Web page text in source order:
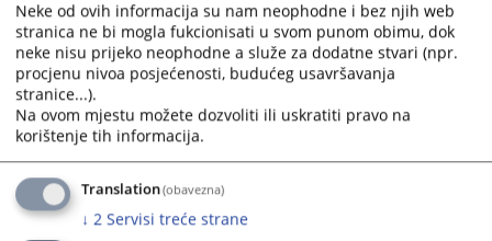
Neke od ovih informacija su nam neophodne i bez njih web
stranica ne bi mogla fukcionisati u svom punom obimu, dok
neke nisu prijeko neophodne a služe za dodatne stvari (npr.
procjenu nivoa posjećenosti, budućeg usavršavanja
stranice...).
Na ovom mjestu možete dozvoliti ili uskratiti pravo na
korištenje tih informacija.
Translation(obavezna)
↓ 2 Servisi treće strane